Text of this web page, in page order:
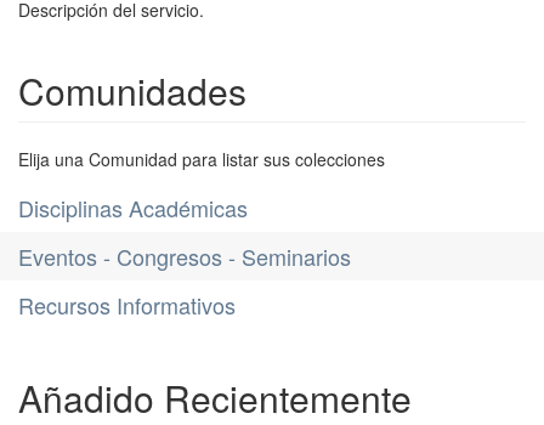
Descripción del servicio.
Comunidades
Elija una Comunidad para listar sus colecciones
Disciplinas Académicas
Eventos - Congresos - Seminarios
Recursos Informativos
Añadido Recientemente